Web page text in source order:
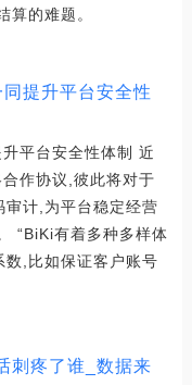
算的难题。
提升平台安全性
平台安全性体制 近
作协议,彼此将对于
审计,为平台稳定经营
“BiKi有着多种多样体
数,比如保证客户账号
刺疼了谁_数据来